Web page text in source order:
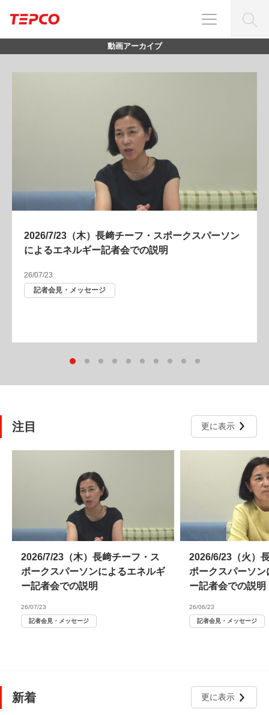
動画アーカイブ
2026/7/23（木）長﨑チーフ・スポークスパーソン
によるエネルギー記者会での説明
26/07/23
記者会見・メッセージ
注目 更に表示
2026/7/23（木）長﨑チーフ・ス
ポークスパーソンによるエネルギ
ー記者会での説明
26/07/23
記者会見・メッセージ
2026/6/23（火）
ポークスパーソ
ー記者会での説明
26/06/23
記者会見・メッセージ
新着 更に表示